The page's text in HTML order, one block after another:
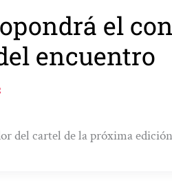
el
encuentro
del cartel de la próxima